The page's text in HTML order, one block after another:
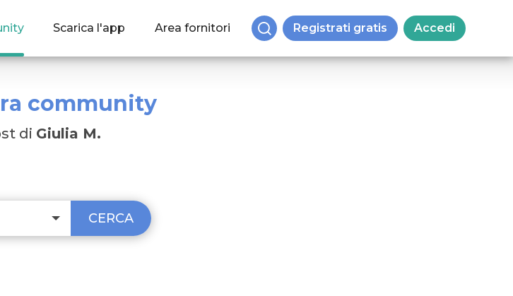
Scarica l'app Area fornitori Registrati gratis Accedi
community
di Giulia M.
CERCA